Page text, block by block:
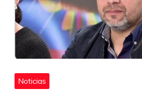
Noticias